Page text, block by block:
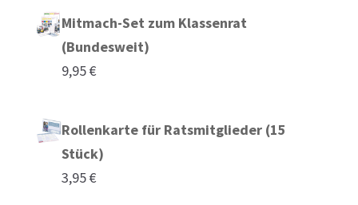
Mitmach-Set zum Klassenrat
(Bundesweit)
9,95€
Rollenkarte für Ratsmitglieder (15
Stück)
3,95€